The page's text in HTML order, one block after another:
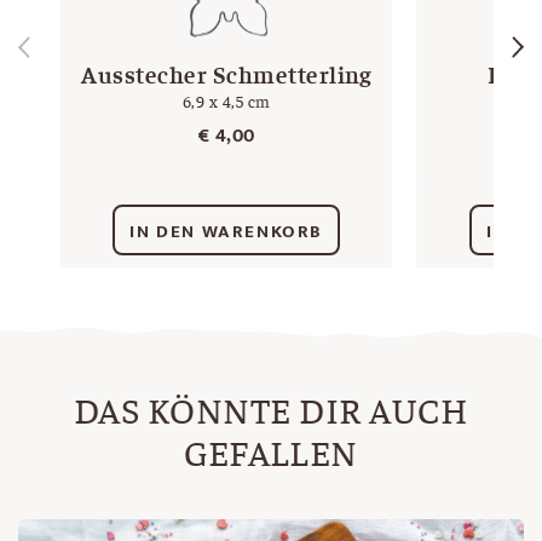
Ausstecher Schmetterling
6,9 x 4,5 cm
€4,00
IN DEN WARENKORB IN
DAS KÖNNTE DIR AUCH
GEFALLEN